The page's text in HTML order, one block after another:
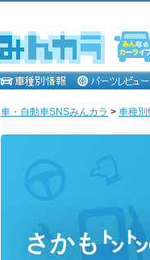
車・自動車SNSみんカラ > 車種別
さかも㌧